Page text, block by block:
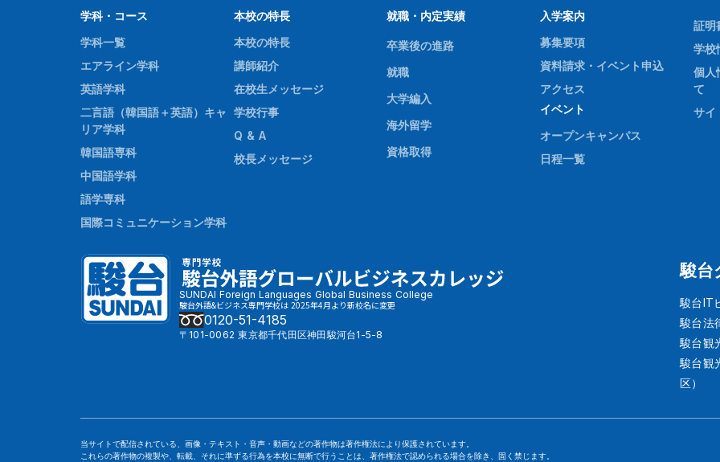
学科・コース
学科一覧
エアライン学科
英語学科
二言語（韓国語＋英語）キャ
リア学科
韓国語専科
中国語学科
語学専科
国際コミュニケーション学科
本校の特長
本校の特長
講師紹介
在校生メッセージ
学校行事
Q & A
校長メッセージ
就職・内定実績
卒業後の進路
就職
大学編入
海外留学
資格取得
入学案内
募集要項
資料請求・イベント申込
アクセス
イベント
オープンキャンパス
日程一覧
証明
学校
個人
て
サイ
SUNDAI Foreign Languages Global Business College
駿台外語&ビジネス専門学校は 2025年4月より新校名に変更
0120-51-4185
〒101-0062 東京都千代田区神田駿河台1-5-8
駿台
駿台IT
駿台法
駿台観
駿台観
区）
当サイトで配信されている、画像・テキスト・音声・動画などの著作物は著作権法により保護されています。
これらの著作物の複製や、転載、それに準ずる行為を本校に無断で行うことは、著作権法で認められる場合を除き、固く禁じます。